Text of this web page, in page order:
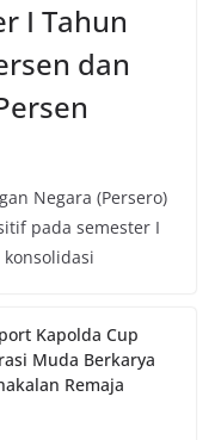
I Tahun
dan
Negara (Persero)
pada semester I
Kapolda Cup
Muda Berkarya
Remaja